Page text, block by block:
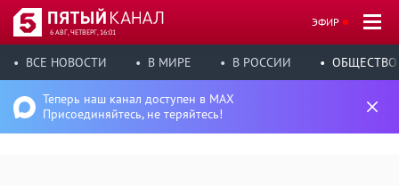
6 АВГ, ЧЕТВЕРГ, 16:01
ЭФИР
ВСЕ НОВОСТИ В МИРЕ В РОССИИ ОБЩЕСТВО
Теперь наш канал доступен в MAX
Присоединяйтесь, не теряйтесь!